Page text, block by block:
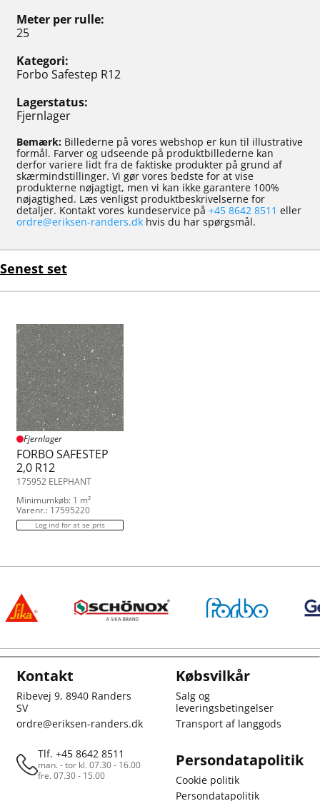
Meter per rulle
25
Kategori
Forbo Safestep R12
Lagerstatus
Fjernlager
Bemærk: Billederne på vores webshop er kun til illustrative
formål. Farver og udseende på produktbillederne kan
derfor variere lidt fra de faktiske produkter på grund af
skærmindstillinger. Vi gør vores bedste for at vise
produkterne nøjagtigt, men vi kan ikke garantere 100%
nøjagtighed. Læs venligst produktbeskrivelserne for
detaljer. Kontakt vores kundeservice på +45 8642 8511 eller
ordre@eriksen-randers.dk hvis du har spørgsmål.
Senest set
Fjernlager
FORBO SAFESTEP
2,0 R12
175952 ELEPHANT
Minimumkøb: 1 m²
Varenr.: 17595220
Log ind for at se pris
Kontakt
Ribevej 9, 8940 Randers
SV
ordre@eriksen-randers.dk
Tlf. +45 8642 8511
man. - tor kl. 07.30 - 16.00
fre. 07.30 - 15.00
Købsvilkår
Salg og
leveringsbetingelser
Transport af langgods
Persondatapolitik
Cookie politik
Persondatapolitik